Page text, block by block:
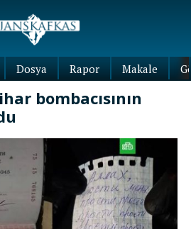
Dosya Rapor Makale
bombacısının